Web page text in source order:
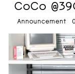
CoCo
Announcement